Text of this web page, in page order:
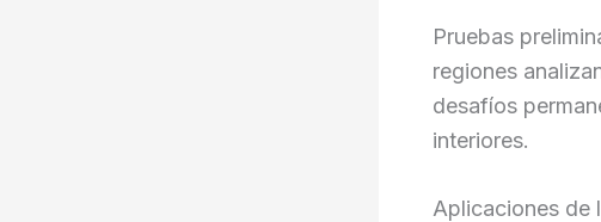
Pruebas
regiones
desafíos
interiores.
Aplicaciones de